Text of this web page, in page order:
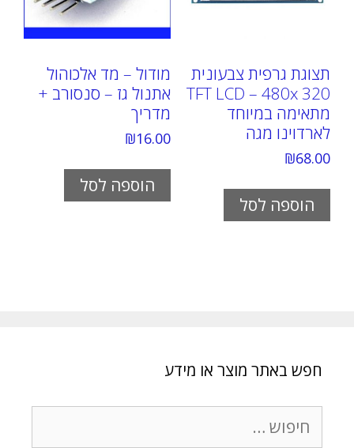
תצוגת גרפית צבעונית
TFT LCD – 480x 320
מתאימה במיוחד
לארדוינו מגה
₪68.00
הוספה לסל
מודול – מד אלכוהול
אתנול גז – סנסורב +
מדריך
₪16.00
הוספה לסל
חפש באתר מוצר או מידע
חיפוש: